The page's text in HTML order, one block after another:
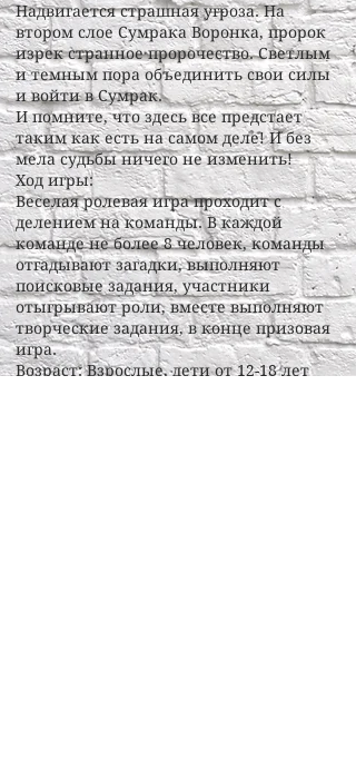
Надвигается страшная угроза. На
втором слое Сумрака Воронка, пророк
изрек странное пророчество. Светлым
и темным пора объединить свои силы
и войти в Сумрак.
И помните, что здесь все предстает
таким как есть на самом деле! И без
мела судьбы ничего не изменить!
Ход игры:
Веселая ролевая игра проходит с
делением на команды. В каждой
команде не более 8 человек, команды
отгадывают загадки, выполняют
поисковые задания, участники
отыгрывают роли, вместе выполняют
творческие задания, в конце призовая
игра.
Возраст: Взрослые, дети от 12-18 лет